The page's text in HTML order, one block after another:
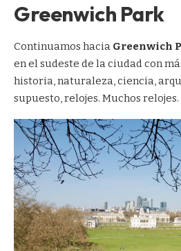
Greenwich Park
Continuamos hacia Greenwich
en el sudeste de la ciudad con
historia, naturaleza, ciencia,
supuesto, relojes. Muchos relojes.